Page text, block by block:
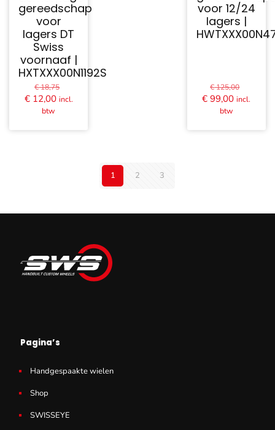
gereedschap
voor
lagers DT
Swiss
voornaaf |
HXTXXX00N1192S
€18,75
prijs
€12,00Huidige
incl.
btw
voor 12/24
lagers |
€125,00
prijs
€ 99,00Huidige
incl.
btw
1 2 3
Pagina’s
Handgespaakte wielen
Shop
SWISSEYE